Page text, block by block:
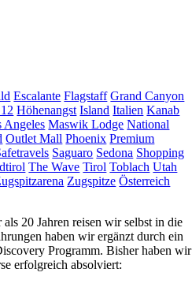
Escalante Flagstaff Grand Canyon
Höhenangst Island Italien Kanab
Angeles Maswik Lodge National
Outlet Mall Phoenix Premium
Saguaro Sedona Shopping
The Wave Tirol Toblach Utah
Zugspitze Österreich
20 Jahren reisen wir selbst in die
haben wir ergänzt durch ein
Programm. Bisher haben wir
erfolgreich absolviert: